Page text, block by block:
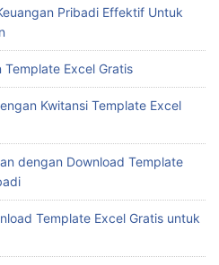
Pribadi Effektif Untuk
Excel Gratis
Kwitansi Template Excel
dengan Download Template
Template Excel Gratis untuk